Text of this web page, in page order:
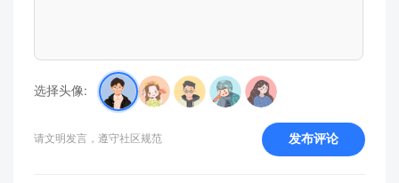
选择头像:
请文明发言，遵守社区规范 发布评论